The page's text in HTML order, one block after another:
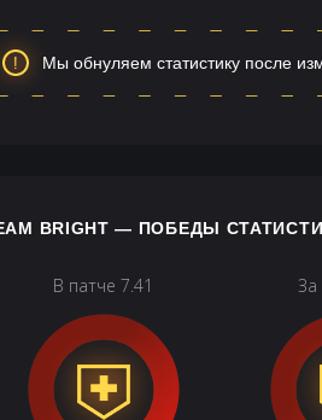
Мы обнуляем статистику после
BRIGHT — ПОБЕДЫ
В патче 7.41 За